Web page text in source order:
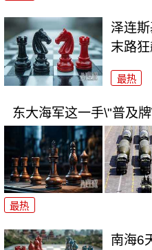
泽连
末路狂
最热
东大海军这一手\"普及
最热
南海6